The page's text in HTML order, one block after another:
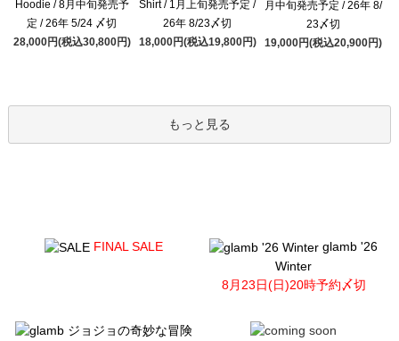
Hoodie / 8月中旬発売予
定 / 26年 5/24 〆切
28,000円(税込30,800円)
Shirt / 1月上旬発売予定 /
26年 8/23〆切
18,000円(税込19,800円)
月中旬発売予定 / 26年 8/
23〆切
19,000円(税込20,900円)
もっと見る
FINAL SALE
glamb '26
Winter
8月23日(日)20時予約〆切